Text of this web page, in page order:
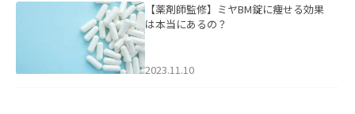
【薬剤師監修】ミヤBM錠に痩せる効果
は本当にあるの？
2023.11.10